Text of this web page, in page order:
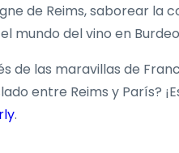
de Reims, saborear
mundo del vino en
de las maravillas de
entre Reims y París?
.